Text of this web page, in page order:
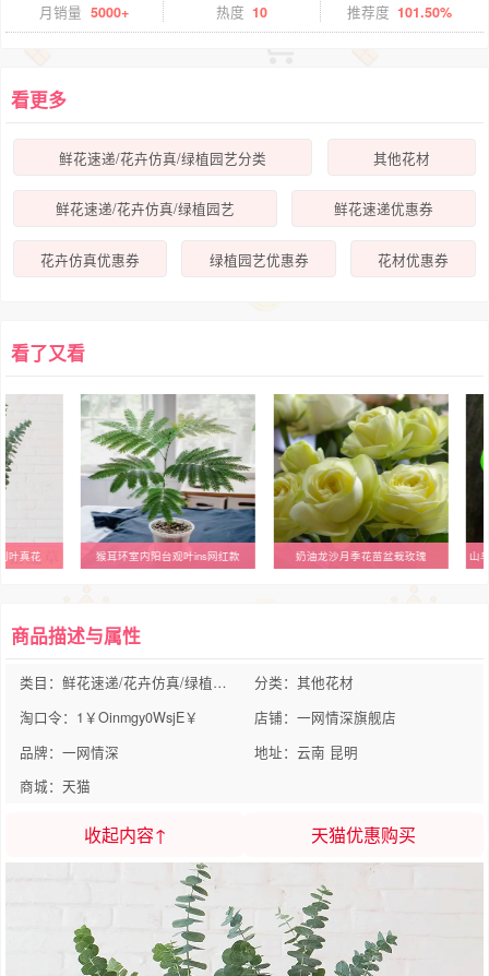
月销量 5000+ 热度 10 推荐度 101.50%
看更多
鲜花速递/花卉仿真/绿植园艺分类 其他花材
鲜花速递/花卉仿真/绿植园艺 鲜花速递优惠券
花卉仿真优惠券 绿植园艺优惠券 花材优惠券
看了又看
叶真花 猴耳环室内阳台观叶ins网红款 奶油龙沙月季花苗盆栽玫瑰
商品描述与属性
类目：鲜花速递/花卉仿真/绿植园艺
分类：其他花材
淘口令：1￥Oinmgy0WsjE￥
店铺：一网情深旗舰店
品牌：一网情深
地址：云南 昆明
商城：天猫
收起内容↑ 天猫优惠购买